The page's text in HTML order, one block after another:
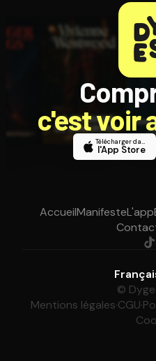
c'est voir
Télécharger dans
l'App Store
AccueilManifesteL'app
©
Mentions légales·CGU·